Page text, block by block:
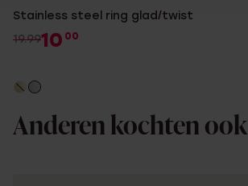
Stainless steel ring glad/twist
19.9910 00
Anderen kochten ook